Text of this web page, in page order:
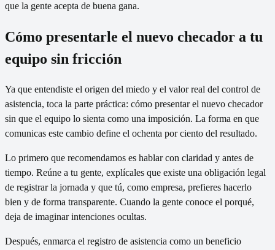
que la gente acepta de buena gana.
Cómo presentarle el nuevo checador a tu
equipo sin fricción
Ya que entendiste el origen del miedo y el valor real del control de
asistencia, toca la parte práctica: cómo presentar el nuevo checador
sin que el equipo lo sienta como una imposición. La forma en que
comunicas este cambio define el ochenta por ciento del resultado.
Lo primero que recomendamos es hablar con claridad y antes de
tiempo. Reúne a tu gente, explícales que existe una obligación legal
de registrar la jornada y que tú, como empresa, prefieres hacerlo
bien y de forma transparente. Cuando la gente conoce el porqué,
deja de imaginar intenciones ocultas.
Después, enmarca el registro de asistencia como un beneficio